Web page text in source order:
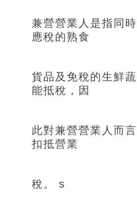
兼營營業人是指同
應稅的熟食
貨品及免稅的生鮮
能抵稅，因
此對兼營營業人而
扣抵營業
稅。 s